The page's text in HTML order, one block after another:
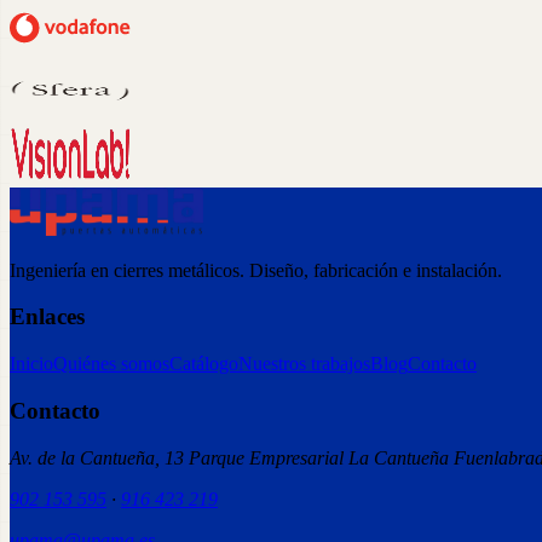
Ingeniería en cierres metálicos. Diseño, fabricación e instalación.
Enlaces
InicioQuiénes somosCatálogoNuestros trabajosBlogContacto
Contacto
Av. de la Cantueña, 13 Parque Empresarial La Cantueña
902 153 595 · 916 423 219